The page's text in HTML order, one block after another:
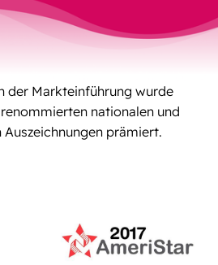
der Markteinführung wurde
nationalen und
prämiert.